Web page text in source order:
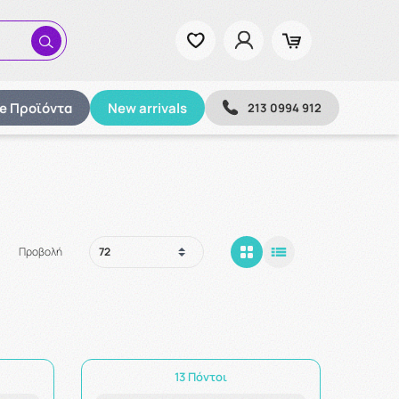
Προϊόντα New arrivals 213 0994 912
Προβολή
13 Πόντοι